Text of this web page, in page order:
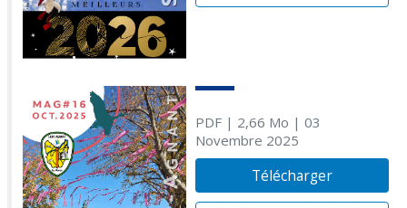
PDF| 2,66 Mo | 03
Novembre 2025
Télécharger